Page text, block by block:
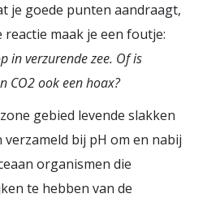
je goede punten aandraagt,
reactie maak je een foutje:
in verzurende zee. Of is
CO2 ook een hoax?
gebied levende slakken
bij pH om en nabij
organismen die
te hebben van de